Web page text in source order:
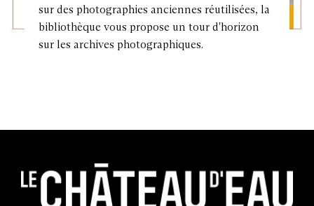
sur des photographies anciennes réutilisées, la
bibliothèque vous propose un tour d'horizon
sur les archives photographiques.